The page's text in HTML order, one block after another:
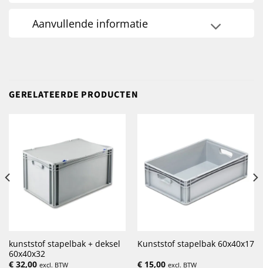
Aanvullende informatie
GERELATEERDE PRODUCTEN
kunststof stapelbak + deksel
60x40x32
€32,00 excl. BTW
Kunststof stapelbak 60x40x17
€15,00 excl. BTW